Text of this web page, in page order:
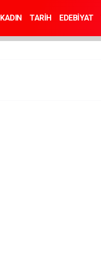
KADIN TARİH EDEBİYAT